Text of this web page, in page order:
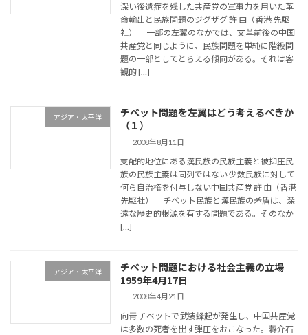
深い後遺症を残した共産党の軍事力を用いた革
命輸出と民族問題のジグザグ 許 由（香港 先駆
社） 一部の左翼のなかでは、文革前後の中国
共産党と同じように、民族問題を単純に階級問
題の一部としてとらえる傾向がある。それは客
観的 […]
アジア・太平洋
チベット問題を左翼はどう考えるべきか
（１）
2008年8月11日
支配的地位にある漢民族の民族主義と被抑圧民
族の民族主義は同列ではない 少数民族に対して
何ら自治権を付与しない中国共産党 許 由（香港
先駆社） チベット民族と漢民族の矛盾は、深
遠な歴史的根源を有する問題である。そのなか
[…]
アジア・太平洋
チベット問題における社会主義の立場
1959年4月17日
2008年4月21日
向青 チベットで武装蜂起が発生し、中国共産党
は多数の死者を出す弾圧をおこなった。蒋介石